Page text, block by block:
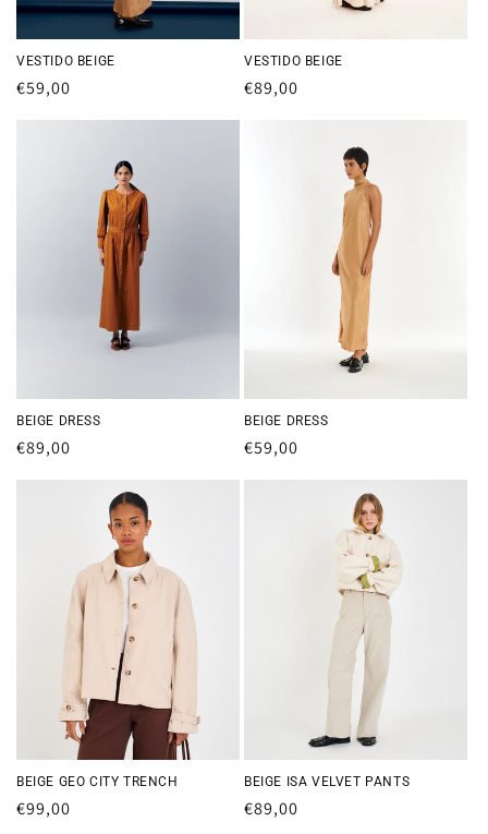
VESTIDO BEIGE
Precio
habitual
€59,00
VESTIDO BEIGE
Precio
€89,00
BEIGE DRESS
Precio
€89,00
BEIGE DRESS
Precio
€59,00
BEIGE GEO CITY TRENCH
Precio
€99,00
BEIGE ISA VELVET PANTS
Precio
€89,00